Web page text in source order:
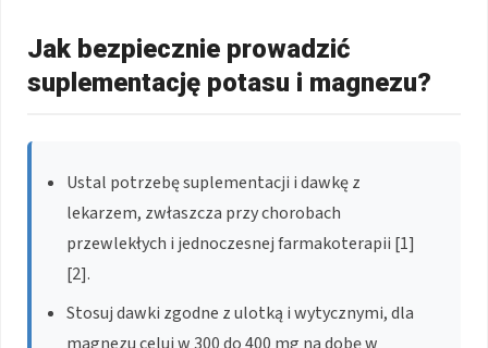
Jak bezpiecznie prowadzić
suplementację potasu i magnezu?
Ustal potrzebę suplementacji i dawkę z
lekarzem, zwłaszcza przy chorobach
przewlekłych i jednoczesnej farmakoterapii [1]
[2].
Stosuj dawki zgodne z ulotką i wytycznymi, dla